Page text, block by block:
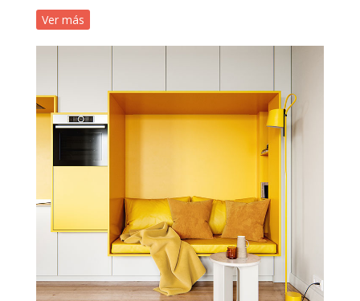
Ver más